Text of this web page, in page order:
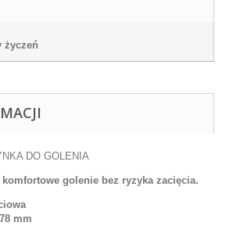
życzeń
DO GOLENIA
komfortowe golenie bez ryzyka zacięcia.
mm